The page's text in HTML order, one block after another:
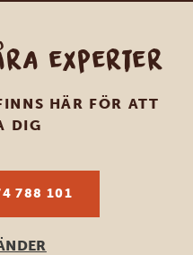
experter
HÄR FÖR ATT
DIG
788 101